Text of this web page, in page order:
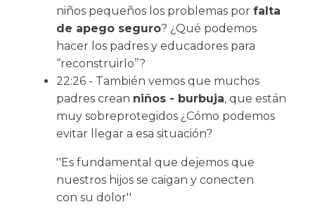
niños pequeños los problemas por falta
de apego seguro? ¿Qué podemos
hacer los padres y educadores para
‘’reconstruirlo’’?
22:26 - También vemos que muchos
padres crean niños - burbuja, que están
muy sobreprotegidos ¿Cómo podemos
evitar llegar a esa situación?
''Es fundamental que dejemos que
nuestros hijos se caigan y conecten
con su dolor''